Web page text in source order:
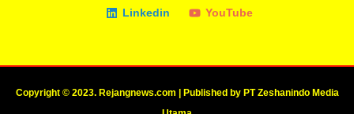
Linkedin
YouTube
Copyright © 2023. Rejangnews.com | Published by PT Zeshanindo Media